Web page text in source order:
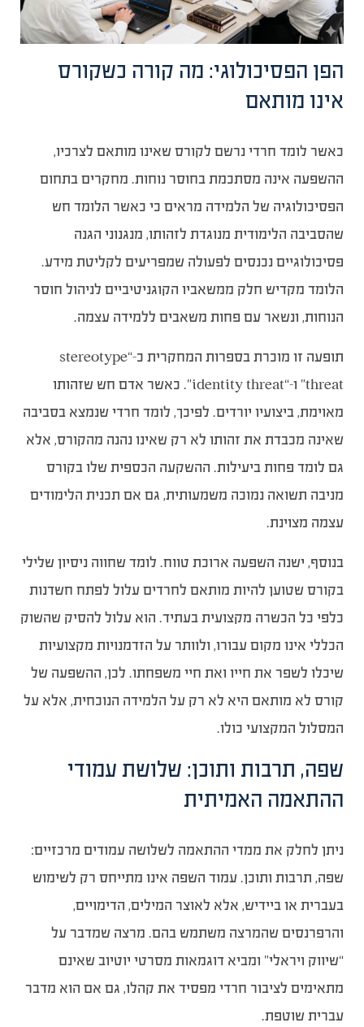
הפן הפסיכולוגי: מה קורה כשקורס
אינו מותאם
כאשר לומד חרדי נרשם לקורס שאינו מותאם לצרכיו,
ההשפעה אינה מסתכמת בחוסר נוחות. מחקרים בתחום
הפסיכולוגיה של הלמידה מראים כי כאשר הלומד חש
שהסביבה הלימודית מנוגדת לזהותו, מנגנוני הגנה
פסיכולוגיים נכנסים לפעולה שמפריעים לקליטת מידע.
הלומד מקדיש חלק ממשאביו הקוגניטיביים לניהול חוסר
הנוחות, ונשאר עם פחות משאבים ללמידה עצמה.
תופעה זו מוכרת בספרות המחקרית כ-“stereotype
threat” ו-“identity threat”. כאשר אדם חש שזהותו
מאוימת, ביצועיו יורדים. לפיכך, לומד חרדי שנמצא בסביבה
שאינה מכבדת את זהותו לא רק שאינו נהנה מהקורס, אלא
גם לומד פחות ביעילות. ההשקעה הכספית שלו בקורס
מניבה תשואה נמוכה משמעותית, גם אם תכנית הלימודים
עצמה מצוינת.
בנוסף, ישנה השפעה ארוכת טווח. לומד שחווה ניסיון שלילי
בקורס שטוען להיות מותאם לחרדים עלול לפתח חשדנות
כלפי כל הכשרה מקצועית בעתיד. הוא עלול להסיק שהשוק
הכללי אינו מקום עבורו, ולוותר על הזדמנויות מקצועיות
שיכלו לשפר את חייו ואת חיי משפחתו. לכן, ההשפעה של
קורס לא מותאם היא לא רק על הלמידה הנוכחית, אלא על
המסלול המקצועי כולו.
שפה, תרבות ותוכן: שלושת עמודי
ההתאמה האמיתית
ניתן לחלק את ממדי ההתאמה לשלושה עמודים מרכזיים:
שפה, תרבות ותוכן. עמוד השפה אינו מתייחס רק לשימוש
בעברית או ביידיש, אלא לאוצר המילים, הדימויים,
והרפרנסים שהמרצה משתמש בהם. מרצה שמדבר על
“שיווק ויראלי” ומביא דוגמאות מסרטי יוטיוב שאינם
מתאימים לציבור חרדי מפסיד את קהלו, גם אם הוא מדבר
עברית שוטפת.